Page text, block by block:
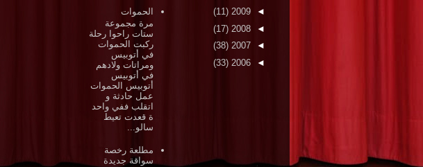
◄
2009
(11)
◄
2008
(17)
◄
2007
(38)
◄
2006
(33)
الحموات
مرة مجموعة
ستات راحوا رحلة
ركبت الحموات
في أتوبيس
ومراتات ولادهم
في أتوبيس
أتوبيس الحموات
عمل حادثة و
اتقلب ففي واحد
ة قعدت تعيط
سالو...
مطلعة رخصة
سواقة جديدة